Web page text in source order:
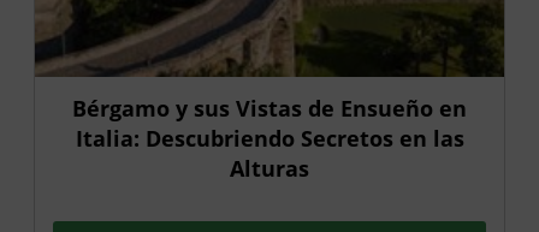
Bérgamo y sus Vistas de Ensueño en
Italia: Descubriendo Secretos en las
Alturas